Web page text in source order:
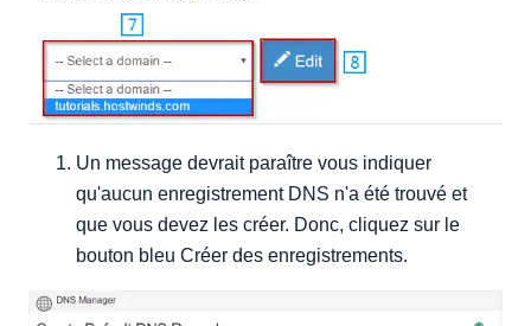
Un message devrait paraître vous indiquer
qu'aucun enregistrement DNS n'a été trouvé et
que vous devez les créer. Donc, cliquez sur le
bouton bleu Créer des enregistrements.